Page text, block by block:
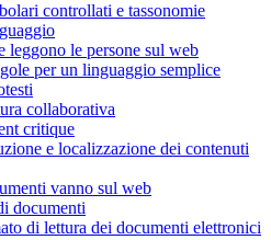
controllati e tassonomie
leggono le persone sul web
per un linguaggio semplice
collaborativa
critique
e localizzazione dei contenuti
vanno sul web
documenti
di lettura dei documenti elettronici